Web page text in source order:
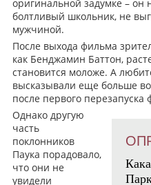
оригинальной задумке – он
болтливый школьник, не
мужчиной.
После выхода фильма
как Бенджамин Баттон,
становится моложе. А
высказывали еще больше
после первого
Однако другую
часть
поклонников
Паука порадовало,
что они не
увидели